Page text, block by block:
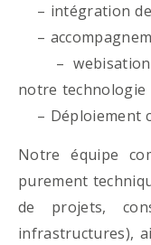
– intégration de
–
– webisation
notre technologie
– Déploiement
Notre équipe
purement
de projets,
infrastructures),